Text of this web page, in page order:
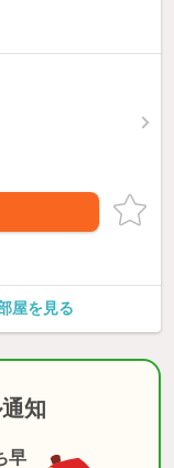
屋を見る
知
早